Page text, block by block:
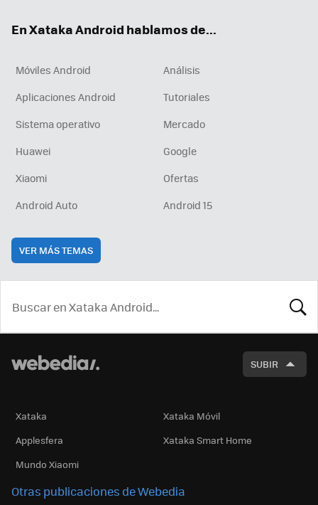
En Xataka Android hablamos de...
Móviles Android
Análisis
Aplicaciones Android
Tutoriales
Sistema operativo
Mercado
Huawei
Google
Xiaomi
Ofertas
Android Auto
Android 15
VER MÁS TEMAS
SUBIR
Xataka
Xataka Móvil
Applesfera
Xataka Smart Home
Mundo Xiaomi
Otras publicaciones de Webedia